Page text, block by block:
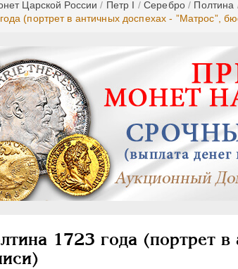
Царской России / Пeтр I /Серебро / Полтина
(портрет в античных доспехах - ”Матрос”,
1723 года (портрет